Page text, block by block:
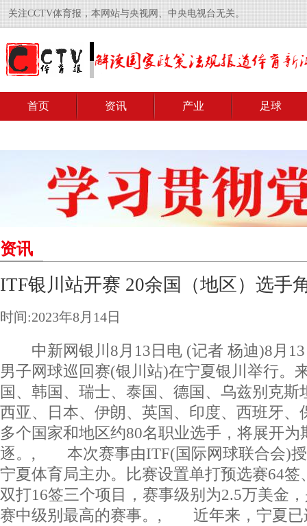
关注CCTV体育报，本网站与央视网、中央电视台无关。
首页 资讯 产业 足球
资讯
ITF银川站开赛 20余国（地区）选手
时间:2023年8月14日
中新网银川8月13日电 (记者 杨迪)8月13
男子网球巡回赛(银川站)在宁夏银川举行。
国、韩国、瑞士、泰国、德国、乌兹别克斯
西亚、日本、伊朗、英国、印度、西班牙、
多个国家和地区约80名职业选手，将展开为
逐。, 本次赛事由ITF(国际网球联合会)授
宁夏体育局主办。比赛设置单打预选赛64签
双打16签三个项目，赛事级别为2.5万美金
赛中级别最高的赛事。, 近年来，宁夏已